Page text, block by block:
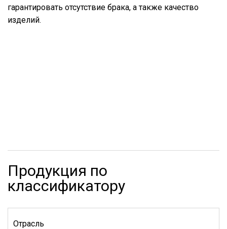
гарантировать отсутствие брака, а также качество
изделий.
Продукция по
классификатору
Отрасль